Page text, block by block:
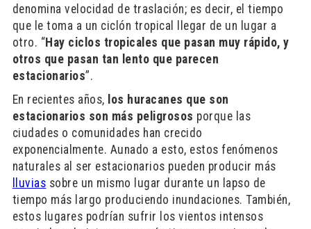
denomina velocidad de traslación; es decir, el tiempo
que le toma a un ciclón tropical llegar de un lugar a
otro. “Hay ciclos tropicales que pasan muy rápido, y
otros que pasan tan lento que parecen
estacionarios”.
En recientes años, los huracanes que son
estacionarios son más peligrosos porque las
ciudades o comunidades han crecido
exponencialmente. Aunado a esto, estos fenómenos
naturales al ser estacionarios pueden producir más
lluvias sobre un mismo lugar durante un lapso de
tiempo más largo produciendo inundaciones. También,
estos lugares podrían sufrir los vientos intensos